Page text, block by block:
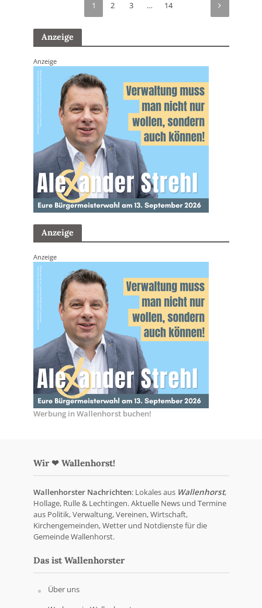
1 2 3 … 14
Anzeige
Anzeige
Anzeige
Anzeige
Werbung in Wallenhorst buchen!
Wir ❤ Wallenhorst!
Wallenhorster Nachrichten: Lokales aus Wallenhorst,
Hollage, Rulle & Lechtingen. Aktuelle News und Termine
aus Politik, Verwaltung, Vereinen, Wirtschaft,
Kirchengemeinden, Wetter und Notdienste für die
Gemeinde Wallenhorst.
Das ist Wallenhorster
Über uns